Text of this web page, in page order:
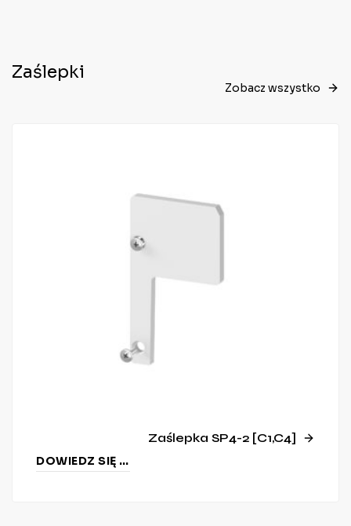
Zaślepki
Zobacz wszystko
Zaślepka SP4-2 [C1,C4]
DOWIEDZ SIĘ WIĘCEJ